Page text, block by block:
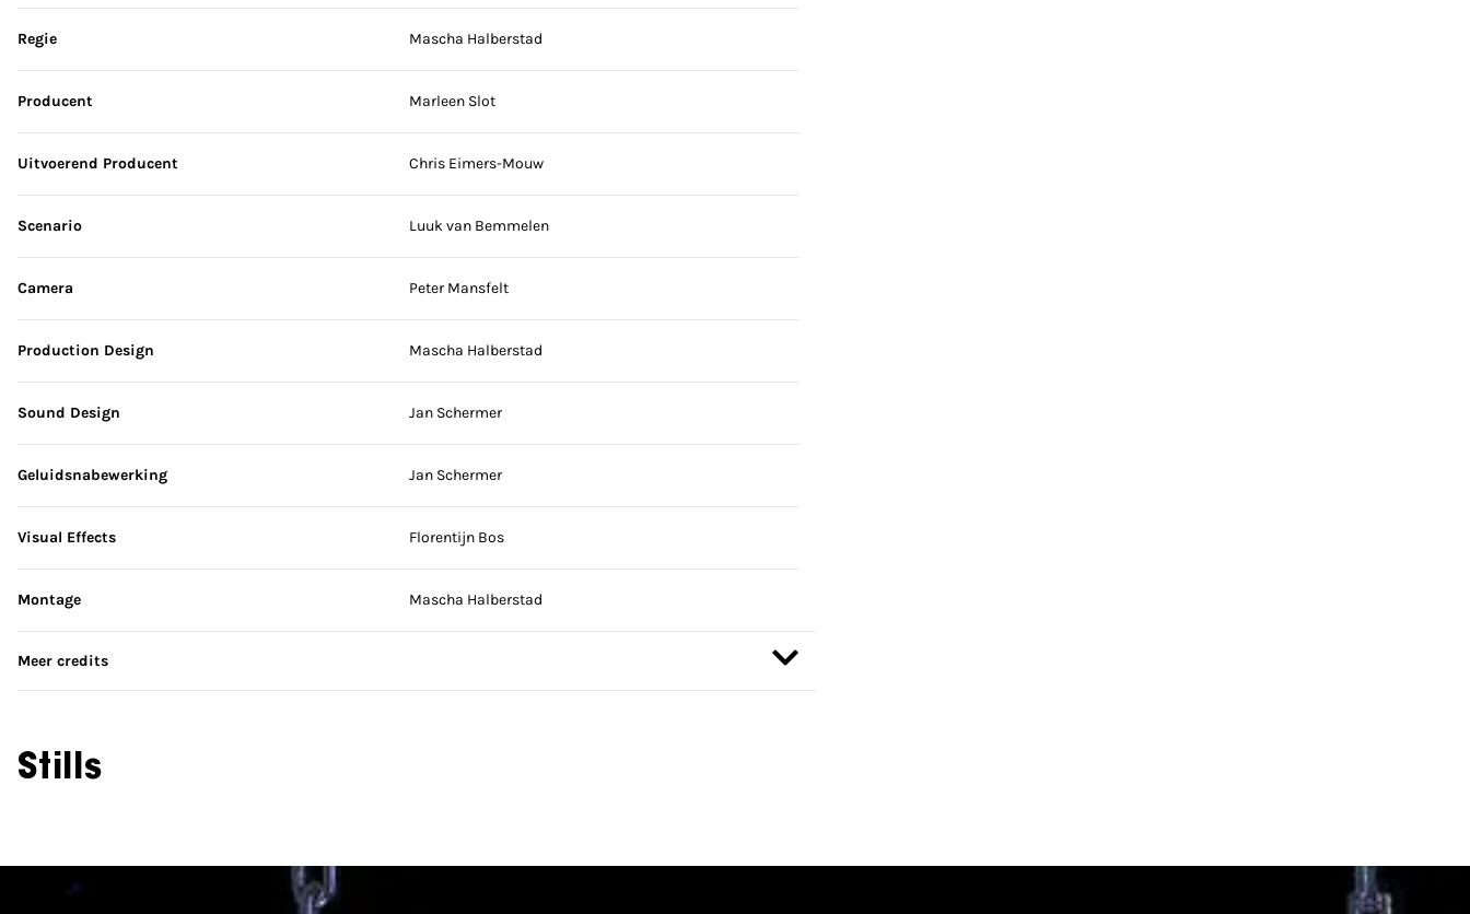
Sla credits over
Regie Mascha Halberstad
Producent Marleen Slot
Uitvoerend Producent Chris Eimers-Mouw
Scenario Luuk van Bemmelen
Camera Peter Mansfelt
Production Design Mascha Halberstad
Sound Design Jan Schermer
Geluidsnabewerking Jan Schermer
Visual Effects Florentijn Bos
Montage Mascha Halberstad
Meer credits
Stills